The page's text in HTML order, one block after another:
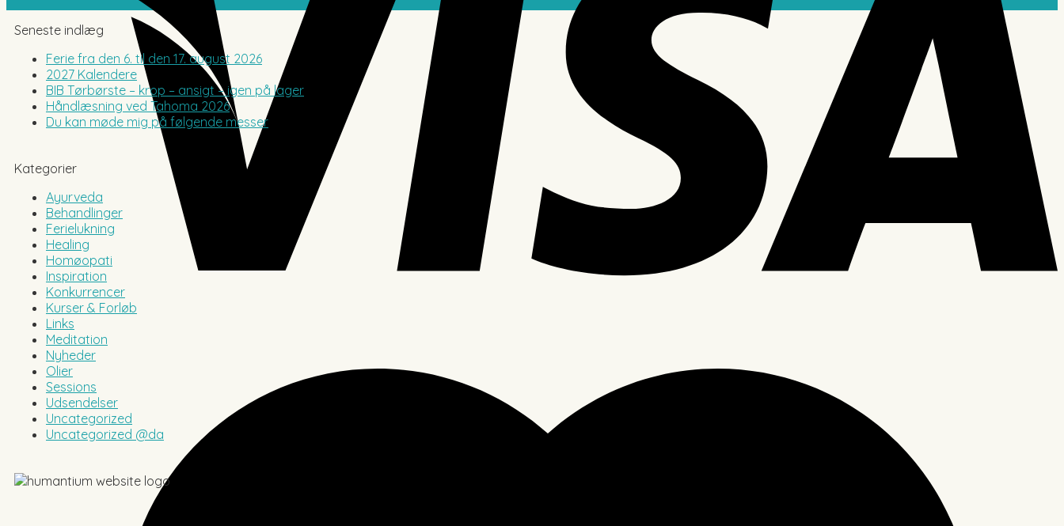
Seneste indlæg
Ferie fra den 6. til den 17. august 2026
2027 Kalendere
BIB Tørbørste – krop – ansigt – igen på lager
Håndlæsning ved Tahoma 2026
Du kan møde mig på følgende messer
Kategorier
Ayurveda
Behandlinger
Ferielukning
Healing
Homøopati
Inspiration
Konkurrencer
Kurser & Forløb
Links
Meditation
Nyheder
Olier
Sessions
Udsendelser
Uncategorized
Uncategorized @da